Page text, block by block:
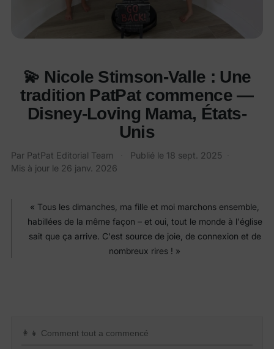
💫 Nicole Stimson-Valle : Une
tradition PatPat commence —
Disney-Loving Mama, États-
Unis
Par PatPat Editorial Team Publié le 18 sept. 2025
Mis à jour le 26 janv. 2026
« Tous les dimanches, ma fille et moi marchons ensemble,
habillées de la même façon – et oui, tout le monde à l'église
sait que ça arrive. C'est source de joie, de connexion et de
nombreux rires ! »
👩👧 Comment tout a commencé